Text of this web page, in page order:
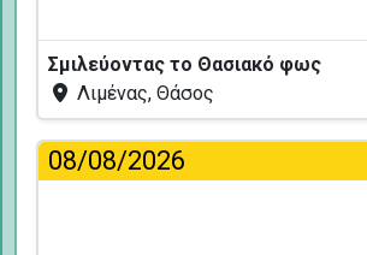
Σμιλεύοντας το Θασιακό φως
Λιμένας, Θάσος
08/08/2026